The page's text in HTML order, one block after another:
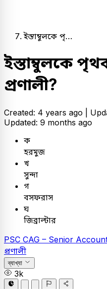
ইস্তাম্বুলকে পৃ…
ইস্তাম্বুলকে
প্রণালী?
Created: 4 years ago |
Updated: 9 months ago
ক
হরমুজ
খ
সুন্দা
গ
বসফরাস
ঘ
জিব্রাল্টার
PSC CAG – Senior
প্রণালী
ব্যাখ্যা
3k